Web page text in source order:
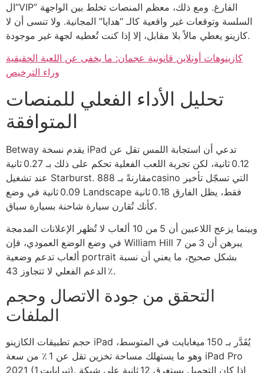
“الVIP” الفارغ. ومع ذلك، معظم المنصات تخلط بين الواجهة
السلسة وتوقعات غير واقعية كالـ “هدايا” المجانية. ولا تنسى أن لا
كازينو يعطي مالاً بلا مقابل، إلا إذا كنت تُعطيه لجهة غير موجودة.
كازينوهات أونلاين قانونية عجمان: ما يخفى عن اللعبة الحقيقية
وراء الترخيص
تحليل الأداء الفعلي للمنصات
المتوافقة
Betway يقدم نسخة iPad تدعي أن استجابة اللمس تقل عن
0.12 ثانية، لكن تجربة اللعب الفعلية تحكم على ذلك بـ 0.27 ثانية
عند تشغيل Starburst. مقارنةً بـ 888casino التي تسجّل تأخير
0.09 ثانية في وضع Landscape فقط، يظل الفارق 0.18 ثانية
كأنك تُقارن سيارة شاحنة بسيارة سباق.
وبينما يزعج اللاعبين أن 5 من 10 ألعاب لا تُظهر الإعلانات المدمجة
في وضع الوضع العمودي، فإن William Hill يبرهن أن 3 من 7
ألعاب تدعم وضعية portrait بشكل صحيح، ما يعني أن نسبة
الدعم الفعلي لا تتجاوز 43 ٪.
التحقق من جودة الاتصال وحجم
الملفات
حجم تطبيقات الكازينو iPad يُقَدَّر بـ 150 ميغابايت في المتوسط،
وهو ما يستهلك مساحة تخزين تقل عن 1 ٪ من سعة iPad Pro
2021 (1 تيرابايت). إذا كان التحميل يستغرق 12 ثانية على شبكة